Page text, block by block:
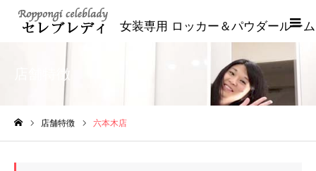
女装専用 ロッカー＆パウダールーム
店舗特徴
店舗特徴 六本木店